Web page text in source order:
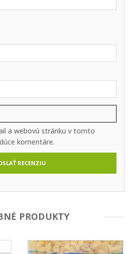
a webovú stránku v tomto
komentáre.
PRODUKTY